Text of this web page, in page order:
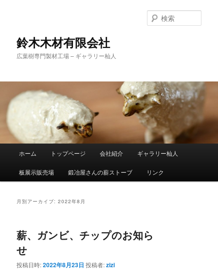
鈴木木材有限会社
広葉樹専門製材工場 – ギャラリー杣人
索
メ
メ
イ
ン
テ
サ
ブ
テ
ン
ホーム トップページ 会社紹介 ギャラリー杣人
板展示販売場 鍛冶屋さんの薪ストーブ リンク
月別アーカイブ:2022年8月
薪、ガンビ、チップのお知ら
せ
投稿日時:2022年8月23日 投稿者:zizi